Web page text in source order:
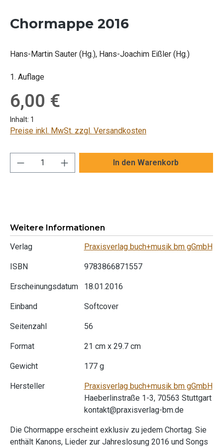
Chormappe 2016
Hans-Martin Sauter (Hg.), Hans-Joachim Eißler (Hg.)
1. Auflage
Regulärer Preis:
6,00 €
Inhalt: 1
Preise inkl. MwSt. zzgl. Versandkosten
Produkt Anzahl: Gib den gewünschten
In den Warenkorb
Weitere Informationen
Verlag
Praxisverlag buch+musik bm gGmbH
ISBN 9783866871557
Erscheinungsdatum 18.01.2016
Einband Softcover
Seitenzahl 56
Format 21 cm x 29.7 cm
Gewicht 177 g
Hersteller
Praxisverlag buch+musik bm gGmbH
Haeberlinstraße 1-3, 70563 Stuttgart
kontakt@praxisverlag-bm.de
Die Chormappe erscheint exklusiv zu jedem Chortag. Sie
enthält Kanons, Lieder zur Jahreslosung 2016 und Songs